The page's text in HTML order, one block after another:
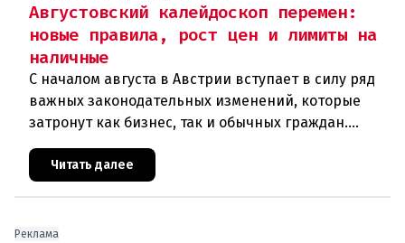
Августовский калейдоскоп перемен:
новые правила, рост цен и лимиты на
наличные
С началом августа в Австрии вступает в силу ряд
важных законодательных изменений, которые
затронут как бизнес, так и обычных граждан.
Ключевые нововведения сконцентрированы в
строительном секторе и сф
Читать далее
Реклама